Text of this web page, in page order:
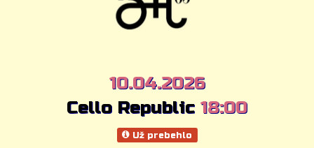
10.04.2026
Cello Republic 18:00
Už prebehlo